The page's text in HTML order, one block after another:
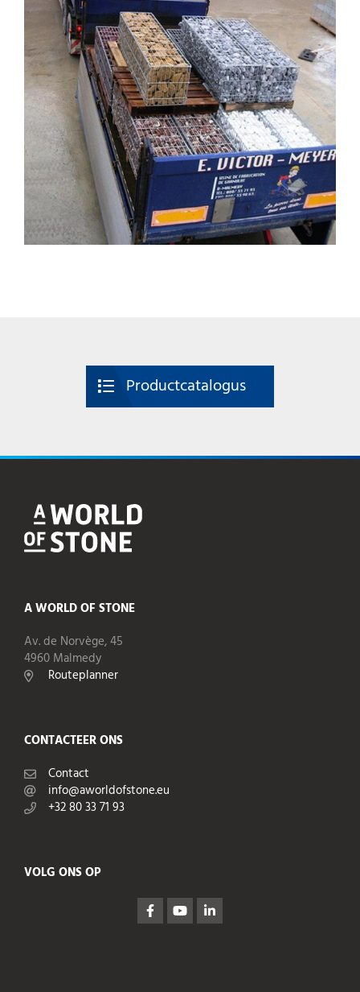
Productcatalogus
A WORLD OF STONE
Av. de Norvège, 45
4960 Malmedy
Routeplanner
CONTACTEER ONS
Contact
info@aworldofstone.eu
+32 80 33 71 93
VOLG ONS OP